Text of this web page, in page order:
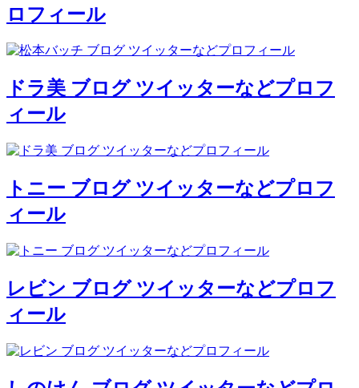
ロフィール
ドラ美 ブログ ツイッターなどプロフ
ィール
トニー ブログ ツイッターなどプロフ
ィール
レビン ブログ ツイッターなどプロフ
ィール